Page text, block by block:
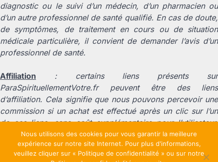
diagnostic ou le suivi d’un médecin, d’un pharmacien ou
d’un autre professionnel de santé qualifié. En cas de doute,
de symptômes, de traitement en cours ou de situation
médicale particulière, il convient de demander l’avis d’un
professionnel de santé.
Affiliation : certains liens présents sur
ParaSpirituellementVotre.fr peuvent être des liens
d’affiliation. Cela signifie que nous pouvons percevoir une
commission si un achat est effectué après un clic sur l’un
de ces liens, sans coût supplémentaire pour l’utilisateur.
Cette rémunération contribue au fonctionnement du site et
à la production de nouveaux contenus.
Nous utilisons des cookies pour vous garantir la meilleure
expérience sur notre site Internet. Pour plus d'informations,
veuillez cliquer sur « Politique de confidentialité » ou sur notre